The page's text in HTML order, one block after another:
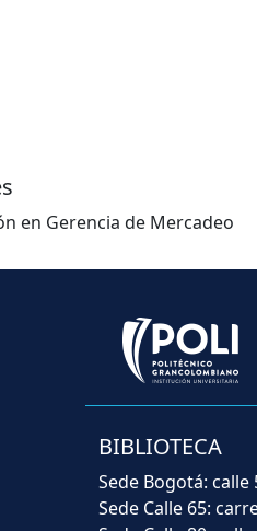
en Gerencia de Mercadeo
BIBLIOTECA
Sede Bogotá: calle
Sede Calle 65: